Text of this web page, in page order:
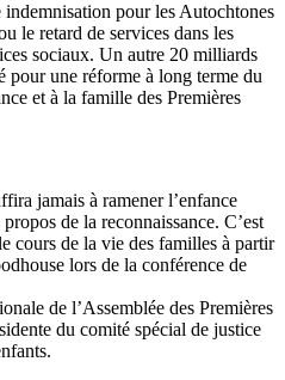
pour les Autochtones
le retard de services dans les
sociaux. Un autre 20 milliards
pour une réforme à long terme du
et à la famille des Premières
jamais à ramener l’enfance
de la reconnaissance. C’est
cours de la vie des familles à partir
lors de la conférence de
de l’Assemblée des Premières
du comité spécial de justice